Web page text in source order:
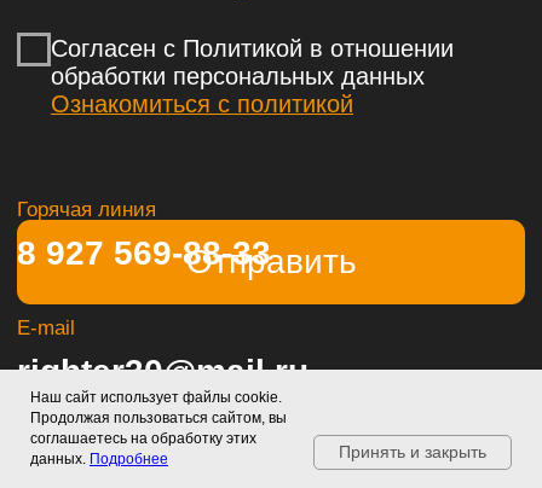
Наш сайт использует файлы cookie.
Продолжая пользоваться сайтом, вы
соглашаетесь на обработку этих
данных. Подробнее Принять и закрыть